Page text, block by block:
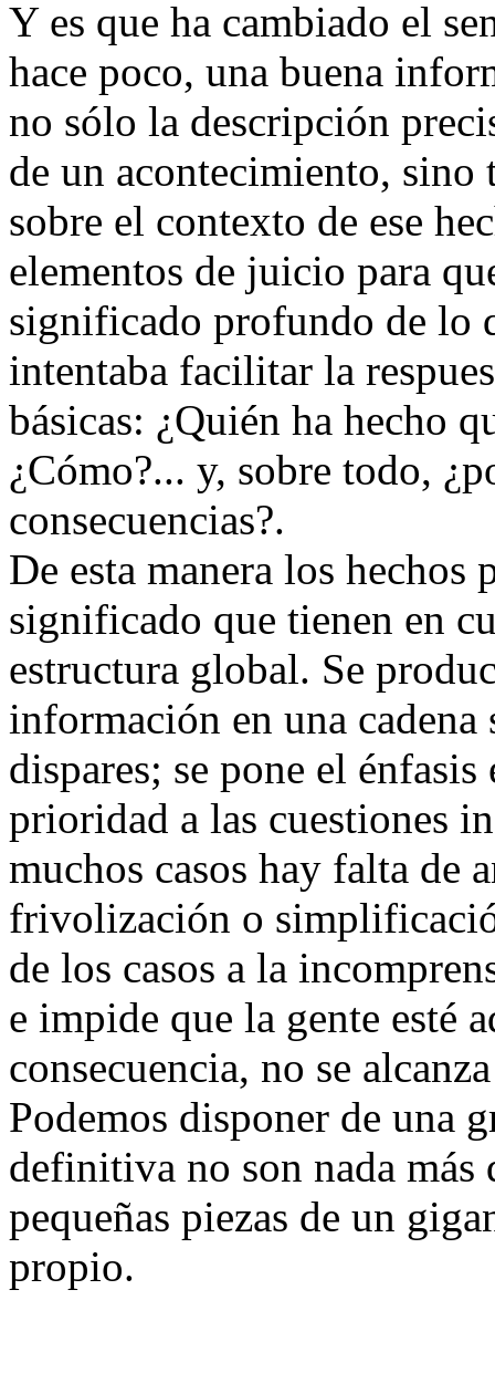
Y es que ha cambiado el
hace poco, una buena
no sólo la descripción
de un acontecimiento,
sobre el contexto de ese
elementos de juicio para
significado profundo de lo
intentaba facilitar la
básicas: ¿Quién ha hecho
¿Cómo?... y, sobre todo,
consecuencias?.
De esta manera los hechos
significado que tienen en
estructura global. Se
información en una
dispares; se pone el
prioridad a las cuestiones
muchos casos hay falta de
frivolización o
de los casos a la
e impide que la gente esté
consecuencia, no se
Podemos disponer de una
definitiva no son nada más
pequeñas piezas de un
propio.